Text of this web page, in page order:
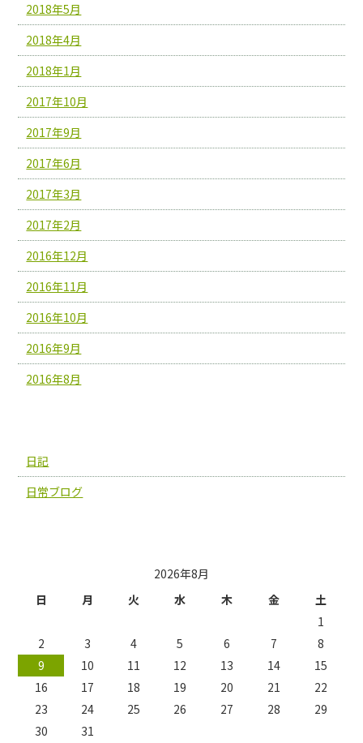
2018年5月
2018年4月
2018年1月
2017年10月
2017年9月
2017年6月
2017年3月
2017年2月
2016年12月
2016年11月
2016年10月
2016年9月
2016年8月
日記
日常ブログ
2026年8月
日
月 火 水 木 金
土
1
2
3 4 5 6 7
8
9
10 11 12 13 14
15
16
17 18 19 20 21
22
23
24 25 26 27 28
29
30
31